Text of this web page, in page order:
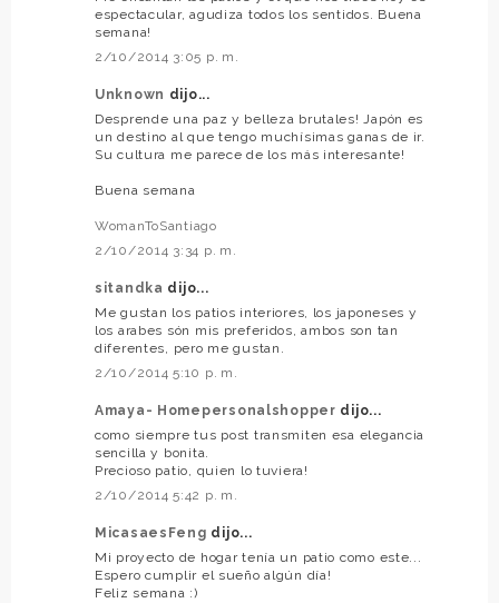
espectacular, agudiza todos los sentidos. Buena
semana!
2/10/2014 3:05 p. m.
Unknown dijo...
Desprende una paz y belleza brutales! Japón es
un destino al que tengo muchísimas ganas de ir.
Su cultura me parece de los más interesante!
Buena semana
WomanToSantiago
2/10/2014 3:34 p. m.
sitandka dijo...
Me gustan los patios interiores, los japoneses y
los arabes són mis preferidos, ambos son tan
diferentes, pero me gustan.
2/10/2014 5:10 p. m.
Amaya- Homepersonalshopper dijo...
como siempre tus post transmiten esa elegancia
sencilla y bonita.
Precioso patio, quien lo tuviera!
2/10/2014 5:42 p. m.
MicasaesFeng dijo...
Mi proyecto de hogar tenía un patio como este...
Espero cumplir el sueño algún día!
Feliz semana :)